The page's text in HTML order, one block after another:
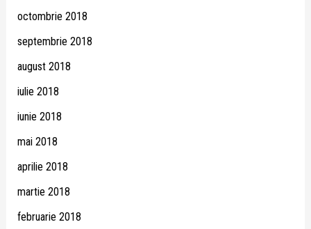
octombrie 2018
septembrie 2018
august 2018
iulie 2018
iunie 2018
mai 2018
aprilie 2018
martie 2018
februarie 2018